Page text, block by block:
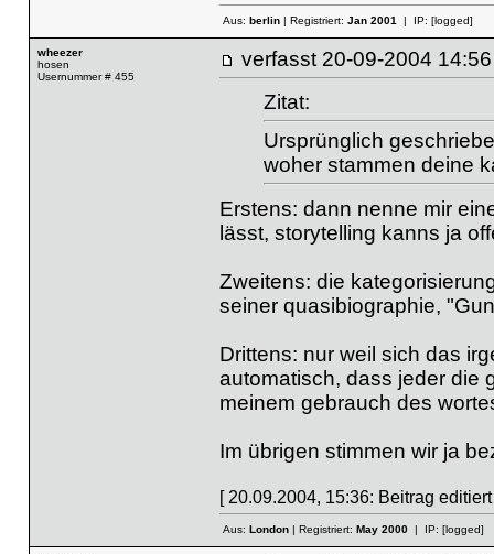
Aus: berlin| Registriert: Jan 2001| IP: [logged]
wheezer
hosen
Usernummer # 455
verfasst 20-09-2004
Zitat:
Ursprünglich
woher stammen deine
Erstens: dann nenne mir
lässt, storytelling kanns ja
Zweitens: die
seiner quasibiographie,
Drittens: nur weil sich das
automatisch, dass jeder die
meinem gebrauch des
Im übrigen stimmen wir ja
[ 20.09.2004, 15:36: Beitrag
Aus: London| Registriert: May 2000| IP: [logged]